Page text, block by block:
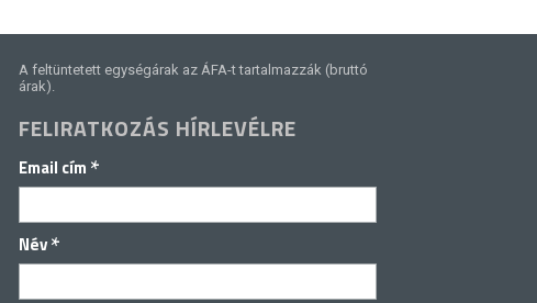
A feltüntetett egységárak az ÁFA-t tartalmazzák (bruttó
árak).
FELIRATKOZÁS HÍRLEVÉLRE
Email cím *
Név*